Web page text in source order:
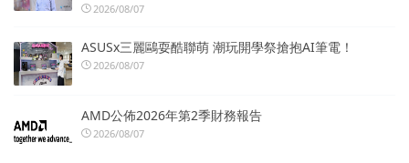
2026/08/07
ASUSx三麗鷗耍酷聯萌 潮玩開學祭搶抱AI筆電！
2026/08/07
AMD公佈2026年第2季財務報告
2026/08/07